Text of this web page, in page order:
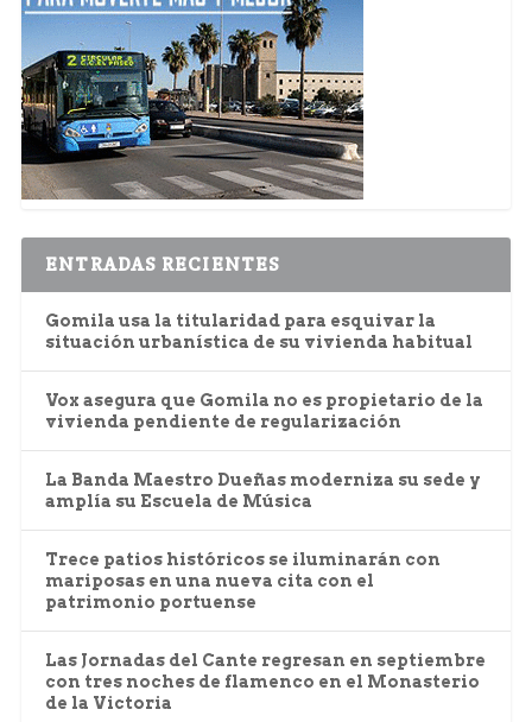
ENTRADAS RECIENTES
Gomila usa la titularidad para esquivar la
situación urbanística de su vivienda habitual
Vox asegura que Gomila no es propietario de la
vivienda pendiente de regularización
La Banda Maestro Dueñas moderniza su sede y
amplía su Escuela de Música
Trece patios históricos se iluminarán con
mariposas en una nueva cita con el
patrimonio portuense
Las Jornadas del Cante regresan en septiembre
con tres noches de flamenco en el Monasterio
de la Victoria